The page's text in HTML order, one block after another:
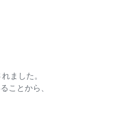
ました。
ことから、